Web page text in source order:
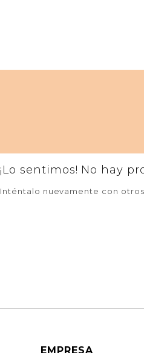
¡Lo sentimos! No hay
Inténtalo nuevamente con
EMPRESA